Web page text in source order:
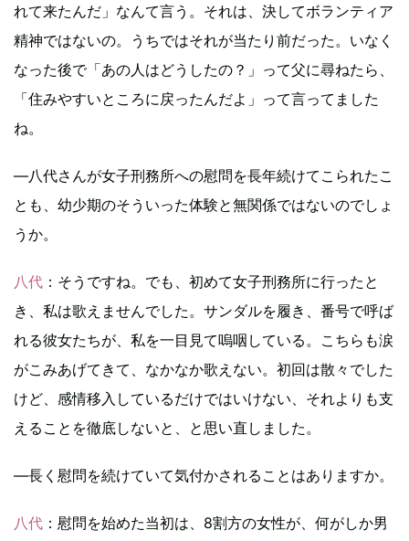
れて来たんだ」なんて言う。それは、決してボランティア
精神ではないの。うちではそれが当たり前だった。いなく
なった後で「あの人はどうしたの？」って父に尋ねたら、
「住みやすいところに戻ったんだよ」って言ってました
ね。
―八代さんが女子刑務所への慰問を長年続けてこられたこ
とも、幼少期のそういった体験と無関係ではないのでしょ
うか。
八代 ：そうですね。でも、初めて女子刑務所に行ったと
き、私は歌えませんでした。サンダルを履き、番号で呼ば
れる彼女たちが、私を一目見て嗚咽している。こちらも涙
がこみあげてきて、なかなか歌えない。初回は散々でした
けど、感情移入しているだけではいけない、それよりも支
えることを徹底しないと、と思い直しました。
―長く慰問を続けていて気付かされることはありますか。
八代 ：慰問を始めた当初は、8割方の女性が、何がしか男